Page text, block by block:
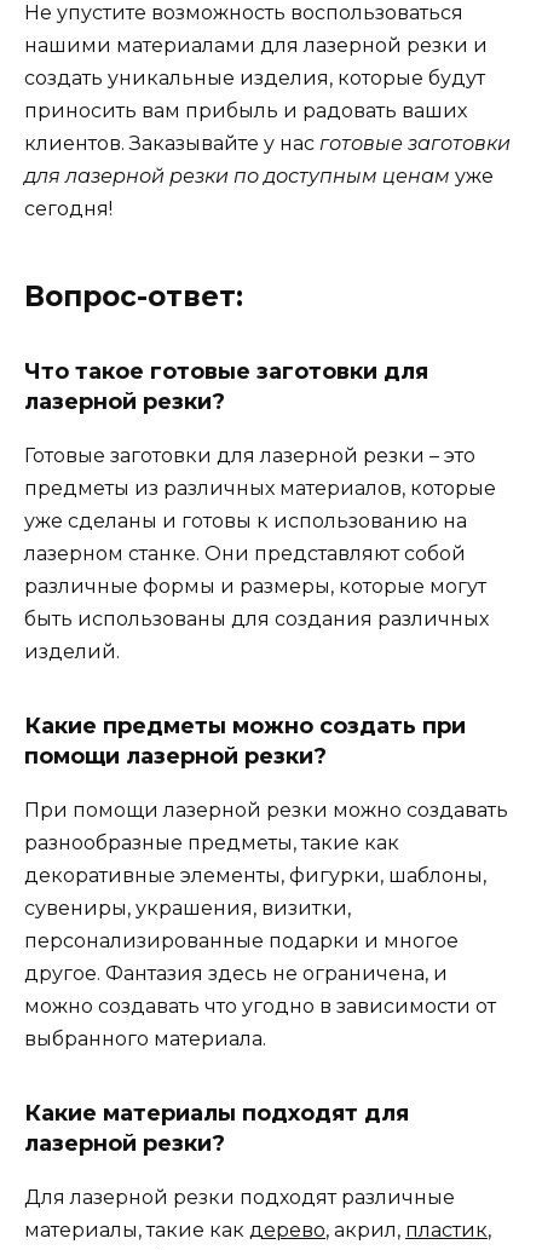
Не упустите возможность воспользоваться
нашими материалами для лазерной резки и
создать уникальные изделия, которые будут
приносить вам прибыль и радовать ваших
клиентов. Заказывайте у нас готовые заготовки
для лазерной резки по доступным ценам уже
сегодня!
Вопрос-ответ:
Что такое готовые заготовки для
лазерной резки?
Готовые заготовки для лазерной резки – это
предметы из различных материалов, которые
уже сделаны и готовы к использованию на
лазерном станке. Они представляют собой
различные формы и размеры, которые могут
быть использованы для создания различных
изделий.
Какие предметы можно создать при
помощи лазерной резки?
При помощи лазерной резки можно создавать
разнообразные предметы, такие как
декоративные элементы, фигурки, шаблоны,
сувениры, украшения, визитки,
персонализированные подарки и многое
другое. Фантазия здесь не ограничена, и
можно создавать что угодно в зависимости от
выбранного материала.
Какие материалы подходят для
лазерной резки?
Для лазерной резки подходят различные
материалы, такие как дерево, акрил, пластик,